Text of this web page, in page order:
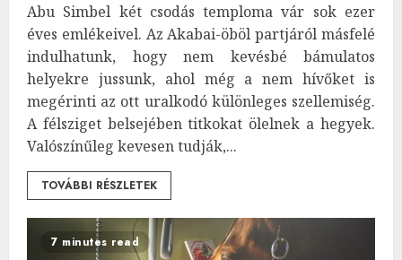
Abu Simbel két csodás temploma vár sok ezer
éves emlékeivel. Az Akabai-öböl partjáról másfelé
indulhatunk, hogy nem kevésbé bámulatos
helyekre jussunk, ahol még a nem hívőket is
megérinti az ott uralkodó különleges szellemiség.
A félsziget belsejében titkokat ölelnek a hegyek.
Valószínűleg kevesen tudják,...
TOVÁBBI RÉSZLETEK
7 minutes read